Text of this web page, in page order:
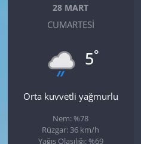
28 MART
CUMARTESI
5°
Orta kuvvetli yağmurlu
Nem: %78
Rüzgar: 36 km/h
Yağış Olasılığı: %69